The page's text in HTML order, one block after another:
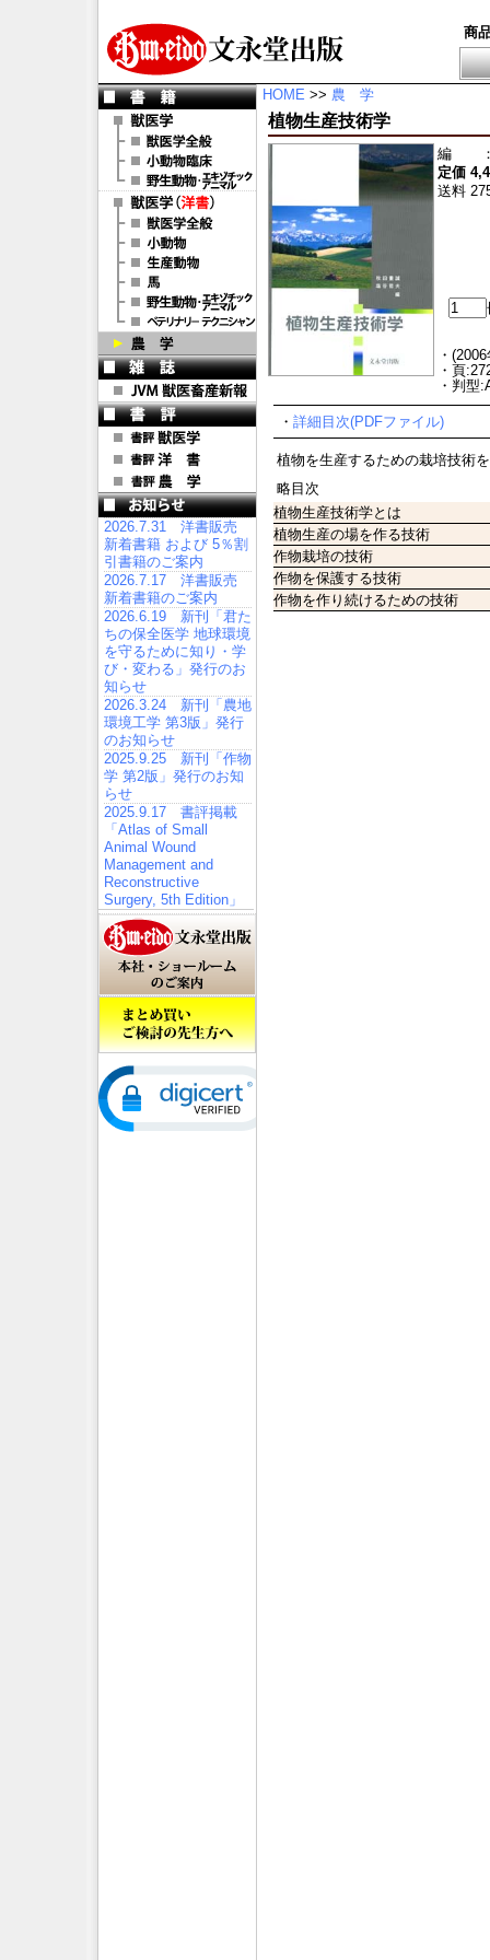
商
2026.7.31 洋書販売
新着書籍 および 5％割
引書籍のご案内
2026.7.17 洋書販売
新着書籍のご案内
2026.6.19 新刊「君た
ちの保全医学 地球環境
を守るために知り・学
び・変わる」発行のお
知らせ
2026.3.24 新刊「農地
環境工学 第3版」発行
のお知らせ
2025.9.25 新刊「作物
学 第2版」発行のお知
らせ
2025.9.17 書評掲載
「Atlas of Small
Animal Wound
Management and
Reconstructive
Surgery, 5th Edition」
HOME >> 農 学
植物生産技術学
編
定価
送料
・
・頁
・判型
・ 詳細目次(PDFファイル)
植物を生産するための栽培技術
略目次
植物生産技術学とは
植物生産の場を作る技術
作物栽培の技術
作物を保護する技術
作物を作り続けるための技術